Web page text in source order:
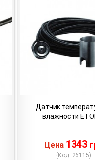
Датчик
влажности
Цена 1343
(Код: 26115)